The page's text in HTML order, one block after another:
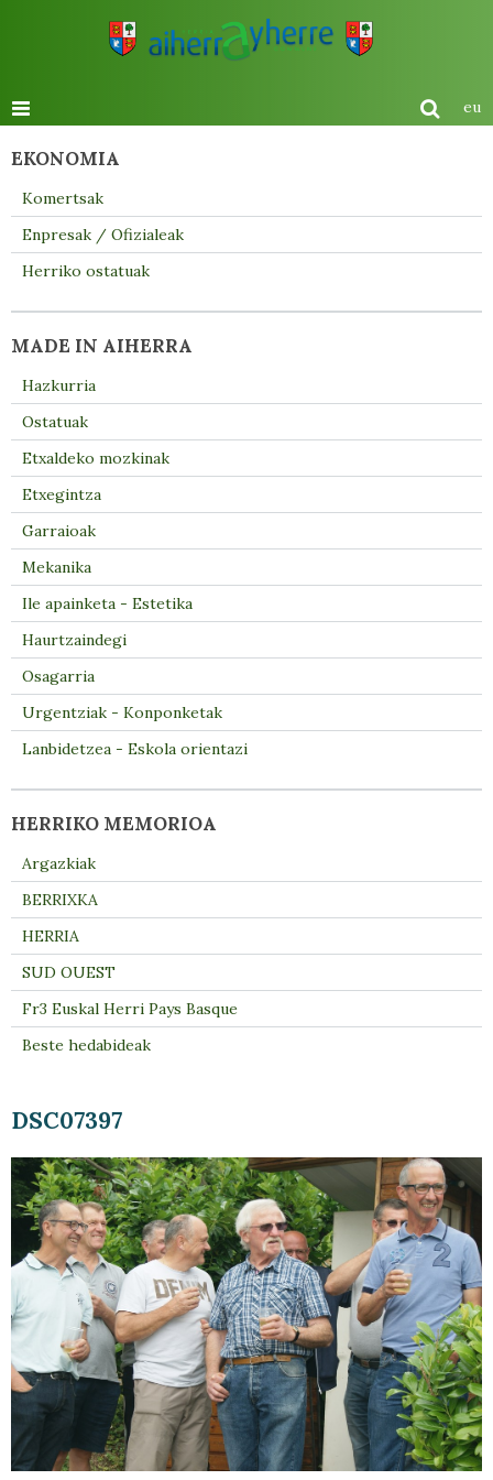
eu
DSC07397
EKONOMIA
Komertsak
Enpresak / Ofizialeak
Herriko ostatuak
MADE IN AIHERRA
Hazkurria
Ostatuak
Etxaldeko mozkinak
Etxegintza
Garraioak
Mekanika
Ile apainketa - Estetika
Haurtzaindegi
Osagarria
Urgentziak - Konponketak
Lanbidetzea - Eskola orientazi
HERRIKO MEMORIOA
Argazkiak
BERRIXKA
HERRIA
SUD OUEST
Fr3 Euskal Herri Pays Basque
Beste hedabideak